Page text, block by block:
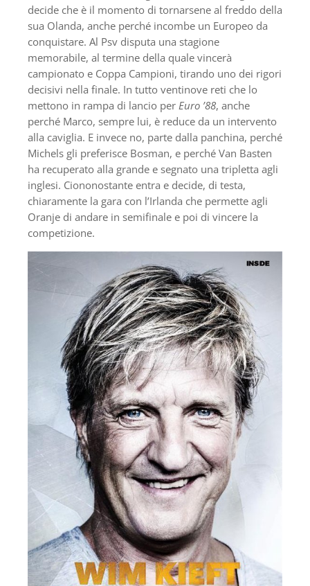
decide che è il momento di tornarsene al freddo della
sua Olanda, anche perché incombe un Europeo da
conquistare. Al Psv disputa una stagione
memorabile, al termine della quale vincerà
campionato e Coppa Campioni, tirando uno dei rigori
decisivi nella finale. In tutto ventinove reti che lo
mettono in rampa di lancio per Euro ’88, anche
perché Marco, sempre lui, è reduce da un intervento
alla caviglia. E invece no, parte dalla panchina, perché
Michels gli preferisce Bosman, e perché Van Basten
ha recuperato alla grande e segnato una tripletta agli
inglesi. Ciononostante entra e decide, di testa,
chiaramente la gara con l’Irlanda che permette agli
Oranje di andare in semifinale e poi di vincere la
competizione.